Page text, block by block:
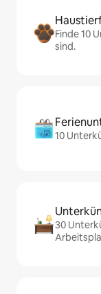
Finde 10
sind.
10
30